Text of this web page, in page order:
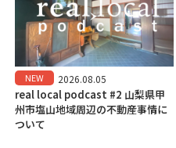
NEW 2026.08.05
real local podcast #2 山梨県甲
州市塩山地域周辺の不動産事情に
ついて